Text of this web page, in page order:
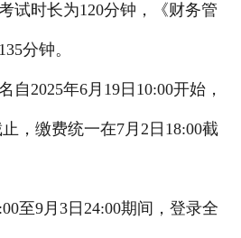
试时长为120分钟，《财务管
分钟。
2025年6月19日10:00开始，
，缴费统一在7月2日18:00截
至9月3日24:00期间，登录全